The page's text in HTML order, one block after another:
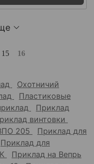
15 16
Охотничий
Пластиковые
Приклад
винтовки
205
Приклад для
Приклад для
Приклад на Вепрь